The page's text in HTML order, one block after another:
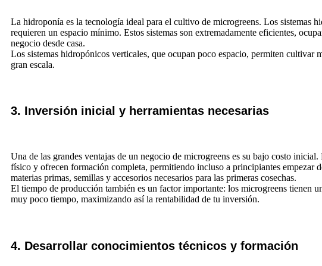
La hidroponía es la tecnología ideal para el cultivo de microgreens. Los
requieren un espacio mínimo. Estos sistemas son extremadamente eficientes,
negocio desde casa.
Los sistemas hidropónicos verticales, que ocupan poco espacio, permiten cultivar
gran escala.
3. Inversión inicial y herramientas necesarias
Una de las grandes ventajas de un negocio de microgreens es su bajo costo
físico y ofrecen formación completa, permitiendo incluso a principiantes empezar
materias primas, semillas y accesorios necesarios para las primeras cosechas.
El tiempo de producción también es un factor importante: los microgreens tienen
muy poco tiempo, maximizando así la rentabilidad de tu inversión.
4. Desarrollar conocimientos técnicos y formación